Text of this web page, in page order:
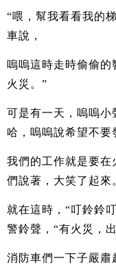
“喂，幫我看看我的
車說，
嗚嗚這時走時偷偷的
火災。”
可是有一天，嗚嗚小
哈，嗚嗚說希望不要
我們的工作就是要在
們說著，大笑了起來
就在這時，“叮鈴鈴
警鈴聲，“有火災，
消防車們一下子嚴肅